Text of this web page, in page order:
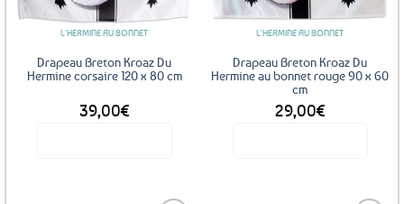
L'HERMINE AU BONNET
Drapeau Breton Kroaz Du
Hermine corsaire 120 x 80 cm
39,00€
L'HERMINE AU BONNET
Drapeau Breton Kroaz Du
Hermine au bonnet rouge 90 x 60
cm
29,00€